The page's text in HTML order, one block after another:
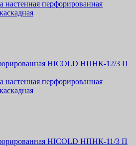
настенная перфорированная
настенная перфорированная